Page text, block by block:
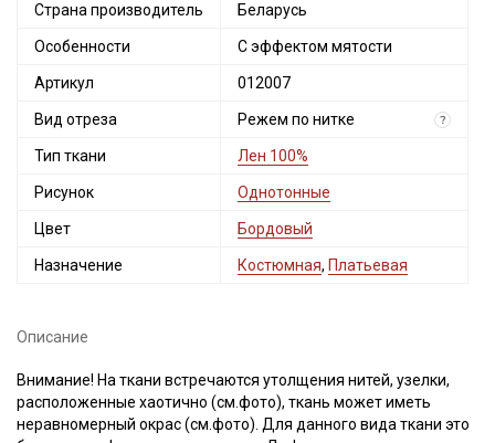
Страна производитель Беларусь
Особенности С эффектом мятости
Артикул 012007
Вид отреза Режем по нитке ?
Тип ткани Лен 100%
Рисунок Однотонные
Цвет Бордовый
Назначение Костюмная, Платьевая
Описание
Внимание! На ткани встречаются утолщения нитей, узелки,
расположенные хаотично (см.фото), ткань может иметь
неравномерный окрас (см.фото). Для данного вида ткани это